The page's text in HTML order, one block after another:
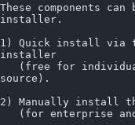
These components
installer.
1) Quick install via
installer
source).
2) Manually install
(for enterprise